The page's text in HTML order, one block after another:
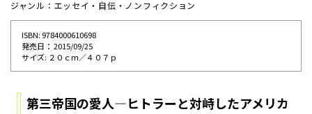
ジャンル：エッセイ・自伝・ノンフィクション
ISBN: 9784000610698
発売⽇： 2015/09/25
サイズ: ２０ｃｍ／４０７ｐ
第三帝国の愛人―ヒトラーと対峙したアメリカ